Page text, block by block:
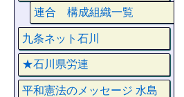
連合 構成組織一覧
九条ネット石川
★石川県労連
平和憲法のメッセージ 水島